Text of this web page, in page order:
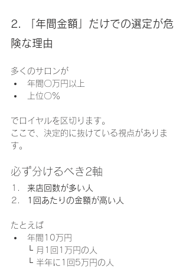
2. 「年間金額」だけでの選定が危
険な理由
多くのサロンが
年間〇万円以上
上位〇％
でロイヤルを区切ります。
ここで、決定的に抜けている視点がありま
す。
必ず分けるべき2軸
来店回数が多い人
1回あたりの金額が高い人
たとえば
年間10万円
└ 月1回1万円の人
└ 半年に1回5万円の人